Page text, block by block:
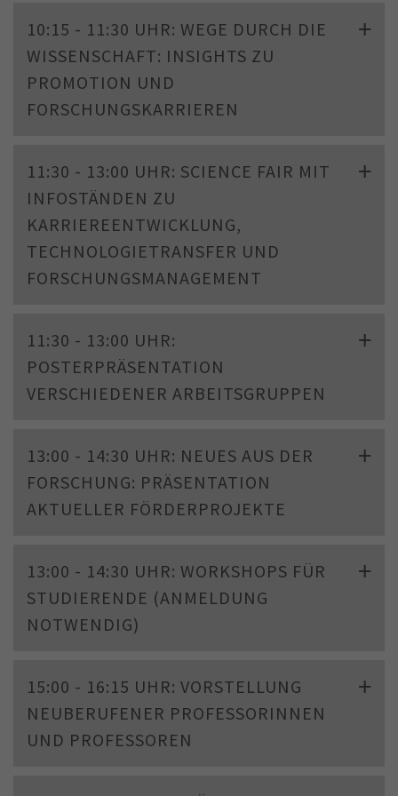
10:15 - 11:30 UHR: WEGE DURCH DIE
WISSENSCHAFT: INSIGHTS ZU
PROMOTION UND
FORSCHUNGSKARRIEREN
11:30 - 13:00 UHR: SCIENCE FAIR MIT
INFOSTÄNDEN ZU
KARRIEREENTWICKLUNG,
TECHNOLOGIETRANSFER UND
FORSCHUNGSMANAGEMENT
11:30 - 13:00 UHR:
POSTERPRÄSENTATION
VERSCHIEDENER ARBEITSGRUPPEN
13:00 - 14:30 UHR: NEUES AUS DER
FORSCHUNG: PRÄSENTATION
AKTUELLER FÖRDERPROJEKTE
13:00 - 14:30 UHR: WORKSHOPS FÜR
STUDIERENDE (ANMELDUNG
NOTWENDIG)
15:00 - 16:15 UHR: VORSTELLUNG
NEUBERUFENER PROFESSORINNEN
UND PROFESSOREN